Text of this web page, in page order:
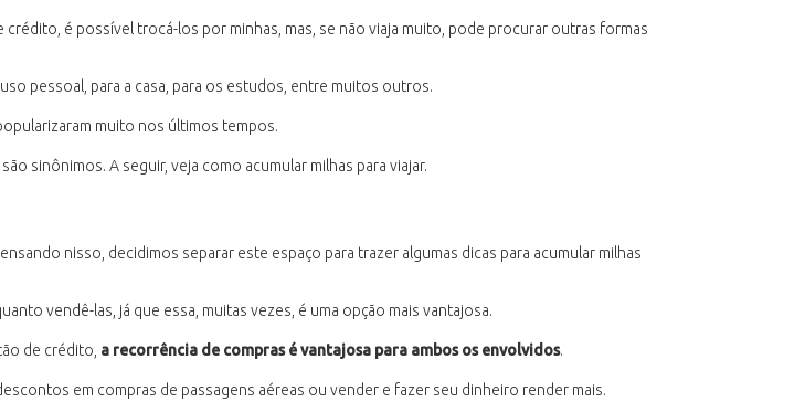
é possível trocá-los por minhas, mas, se não viaja muito, pode procurar outras formas
pessoal, para a casa, para os estudos, entre muitos outros.
muito nos últimos tempos.
sinônimos. A seguir, veja como acumular milhas para viajar.
nisso, decidimos separar este espaço para trazer algumas dicas para acumular milhas
vendê-las, já que essa, muitas vezes, é uma opção mais vantajosa.
de crédito, a recorrência de compras é vantajosa para ambos os envolvidos.
em compras de passagens aéreas ou vender e fazer seu dinheiro render mais.